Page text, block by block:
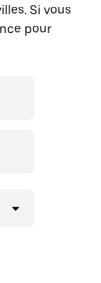
Si vous
pour